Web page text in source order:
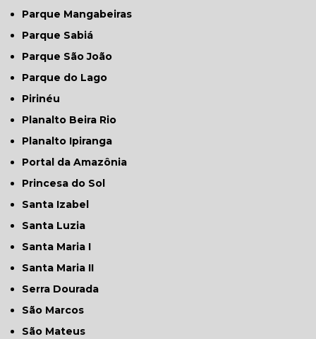
Parque Mangabeiras
Parque Sabiá
Parque São João
Parque do Lago
Pirinéu
Planalto Beira Rio
Planalto Ipiranga
Portal da Amazônia
Princesa do Sol
Santa Izabel
Santa Luzia
Santa Maria I
Santa Maria II
Serra Dourada
São Marcos
São Mateus